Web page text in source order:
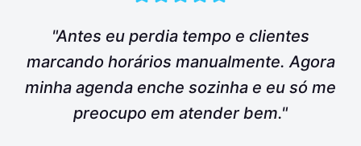
"Antes eu perdia tempo e clientes
marcando horários manualmente. Agora
minha agenda enche sozinha e eu só me
preocupo em atender bem."